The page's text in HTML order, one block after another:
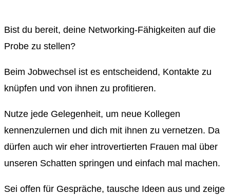
Bist du bereit, deine Networking-Fähigkeiten auf die
Probe zu stellen?
Beim Jobwechsel ist es entscheidend, Kontakte zu
knüpfen und von ihnen zu profitieren.
Nutze jede Gelegenheit, um neue Kollegen
kennenzulernen und dich mit ihnen zu vernetzen. Da
dürfen auch wir eher introvertierten Frauen mal über
unseren Schatten springen und einfach mal machen.
Sei offen für Gespräche, tausche Ideen aus und zeige